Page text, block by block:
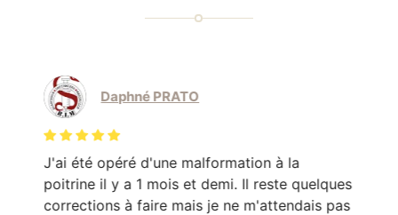
Daphné PRATO
J'ai été opéré d'une malformation à la
poitrine il y a 1 mois et demi. Il reste quelques
corrections à faire mais je ne m'attendais pas